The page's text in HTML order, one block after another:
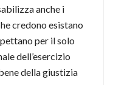
anche i
credono esistano
per il solo
dell’esercizio
della giustizia